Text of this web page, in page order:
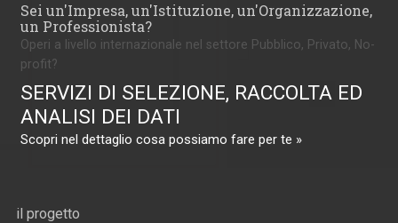
Sei un'Impresa, un'Istituzione, un'Organizzazione,
un Professionista?
Operi a livello internazionale nel settore Pubblico, Privato, No-
profit?
SERVIZI DI SELEZIONE, RACCOLTA ED
ANALISI DEI DATI
Scopri nel dettaglio cosa possiamo fare per te »
il progetto